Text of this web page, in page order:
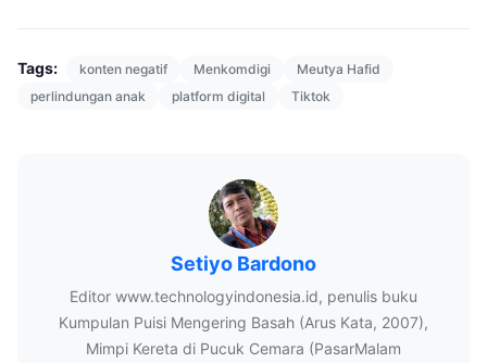
Tags: konten negatif Menkomdigi
Meutya Hafid
perlindungan anak
platform digital Tiktok
Setiyo Bardono
Editor www.technologyindonesia.id, penulis buku
Kumpulan Puisi Mengering Basah (Arus Kata, 2007),
Mimpi Kereta di Pucuk Cemara (PasarMalam